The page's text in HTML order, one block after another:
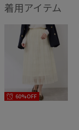
着用アイテム
60%OFF